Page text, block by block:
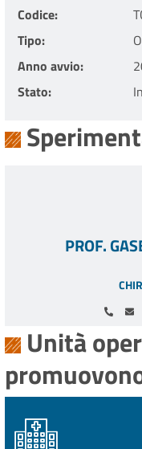
Codice
Tipo
Anno avvio
Stato
PROF.
Unità